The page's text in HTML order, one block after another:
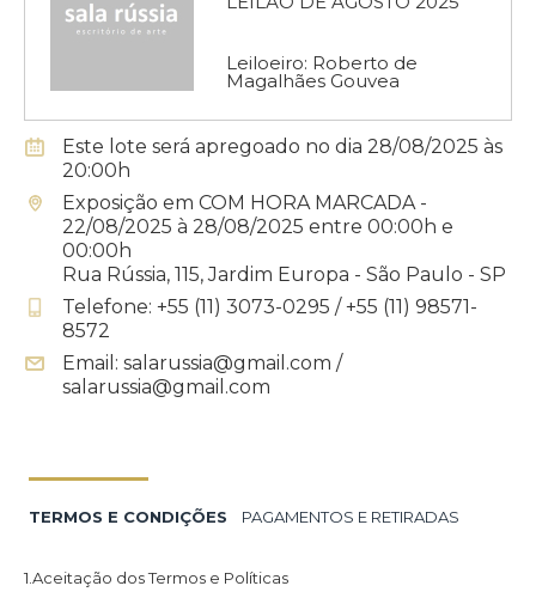
Leiloeiro: Roberto de
Magalhães Gouvea
Este lote será apregoado no dia 28/08/2025 às
20:00h
Exposição em COM HORA MARCADA -
22/08/2025 à 28/08/2025 entre 00:00h e
00:00h
Rua Rússia, 115, Jardim Europa - São Paulo - SP
Telefone: +55 (11) 3073-0295 / +55 (11) 98571-
8572
Email: salarussia@gmail.com /
salarussia@gmail.com
TERMOS E CONDIÇÕES PAGAMENTOS E RETIRADAS
1.Aceitação dos Termos e Políticas